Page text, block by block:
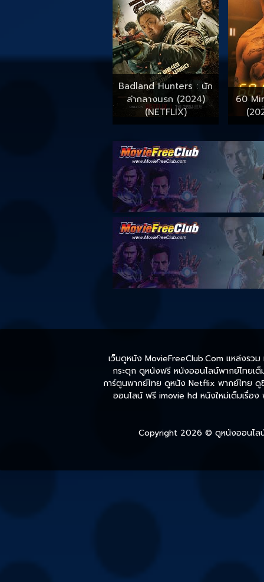
Badland Hunters : นัก
ล่ากลางนรก (2024)
(NETFLIX)
60
เว็บดูหนัง MovieFreeClub.Com แหล่งรว
กระตุก ดูหนังฟรี หนังออนไลน์พากย์ไทยเ
การ์ตูนพากย์ไทย ดูหนัง Netflix พากย์ไทย
ออนไลน์ ฟรี imovie hd หนังใหม่เต็มเรื่อ
Copyright 2026 © ดูหนังออนไล